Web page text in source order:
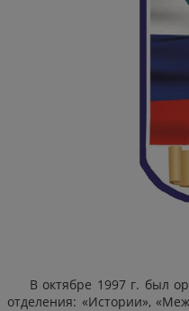
В октябре 1997 г. был
отделения: «Истории»,